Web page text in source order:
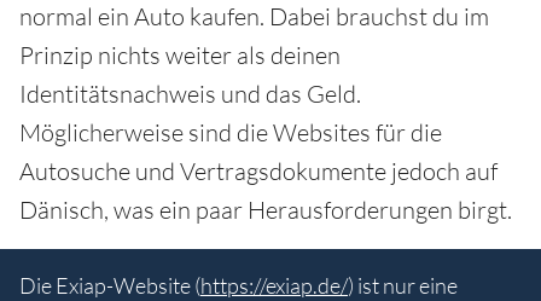
normal ein Auto kaufen. Dabei brauchst du im
Prinzip nichts weiter als deinen
Identitätsnachweis und das Geld.
Möglicherweise sind die Websites für die
Autosuche und Vertragsdokumente jedoch auf
Dänisch, was ein paar Herausforderungen birgt.
Die Exiap-Website (https://exiap.de/) ist nur eine